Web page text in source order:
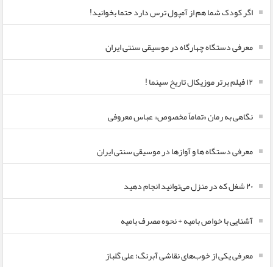
اگر کودک شما هم از آمپول ترس دارد حتما بخوانید!
معرفی دستگاه چهارگاه در موسیقی سنتی ایران
۱۲ فیلم برتر موزیکال تاریخ سینما !
نگاهی به رمان «تماماً مخصوص» عباس معروفی
معرفی دستگاه ها و آوازها در موسیقی سنتی ایران
۲۰ شغل که در منزل می‌توانید انجام دهید
آشنایی با خواص بامیه + نحوه مصرف بامیه
معرفی یکی از خوب‌های نقاشی آبرنگ؛ علی گلباز